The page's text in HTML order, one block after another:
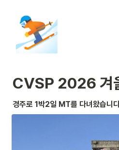
⛷️
CVSP 2026 겨
경주로 1박2일 MT를 다녀왔습니